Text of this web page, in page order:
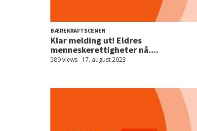
BÆREKRAFTSCENEN
Klar melding ut! Eldres
menneskerettigheter nå....
589 views 17. august 2023